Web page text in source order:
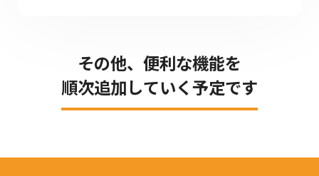
その他、便利な機能を
順次追加していく予定です